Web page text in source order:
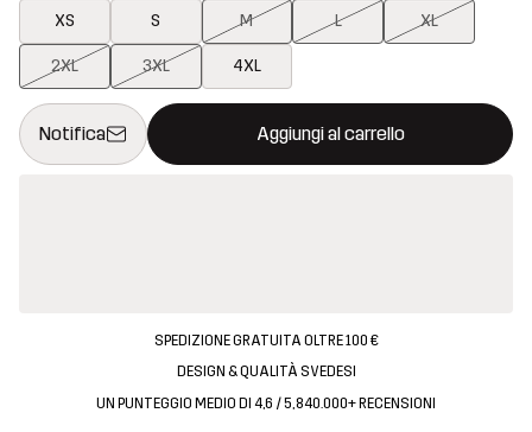
XS S M L XL
2XL 3XL 4XL
Notifica Aggiungi al carrello
Questo tasto aprirà una finestra modale per confermare un
{{size}} non disponibile
SPEDIZIONE GRATUITA OLTRE 100 €
DESIGN & QUALITÀ SVEDESI
UN PUNTEGGIO MEDIO DI 4,6 / 5, 840.000+ RECENSIONI